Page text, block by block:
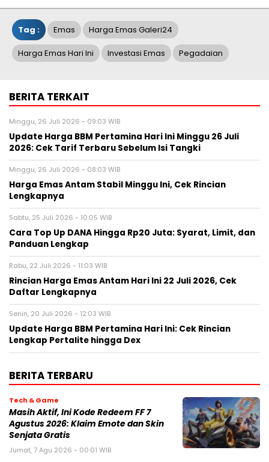
Tag : Emas Harga Emas Galeri24
Harga Emas Hari Ini Investasi Emas Pegadaian
BERITA TERKAIT
Minggu, 26 Juli 2026 - 09:03 WIB
Update Harga BBM Pertamina Hari Ini Minggu 26 Juli
2026: Cek Tarif Terbaru Sebelum Isi Tangki
Minggu, 26 Juli 2026 - 08:03 WIB
Harga Emas Antam Stabil Minggu Ini, Cek Rincian
Lengkapnya
Sabtu, 25 Juli 2026 - 10:05 WIB
Cara Top Up DANA Hingga Rp20 Juta: Syarat, Limit, dan
Panduan Lengkap
Rabu, 22 Juli 2026 - 11:03 WIB
Rincian Harga Emas Antam Hari Ini 22 Juli 2026, Cek
Daftar Lengkapnya
Senin, 20 Juli 2026 - 12:03 WIB
Update Harga BBM Pertamina Hari Ini: Cek Rincian
Lengkap Pertalite hingga Dex
BERITA TERBARU
Tech & Game
Masih Aktif, Ini Kode Redeem FF 7
Agustus 2026: Klaim Emote dan Skin
Senjata Gratis
Jumat, 7 Agu 2026 - 00:01 WIB